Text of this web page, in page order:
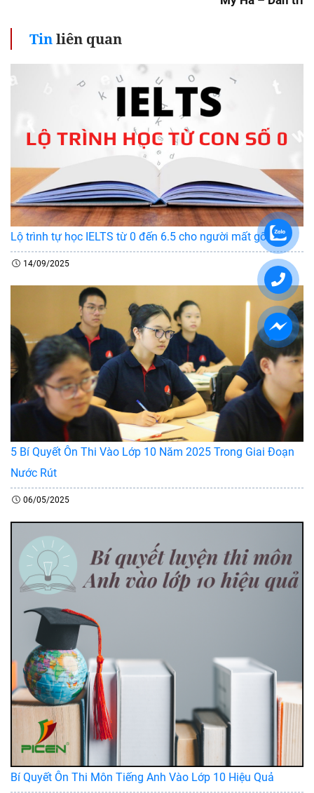
Tinliên quan
Lộ trình tự học IELTS từ 0 đến 6.5 cho người mất gốc
14/09/2025
5 Bí Quyết Ôn Thi Vào Lớp 10 Năm 2025 Trong Giai Đoạn
Nước Rút
06/05/2025
Bí Quyết Ôn Thi Môn Tiếng Anh Vào Lớp 10 Hiệu Quả